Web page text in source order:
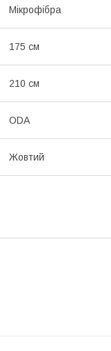
Мікрофібра
175 см
210 см
ODA
Жовтий